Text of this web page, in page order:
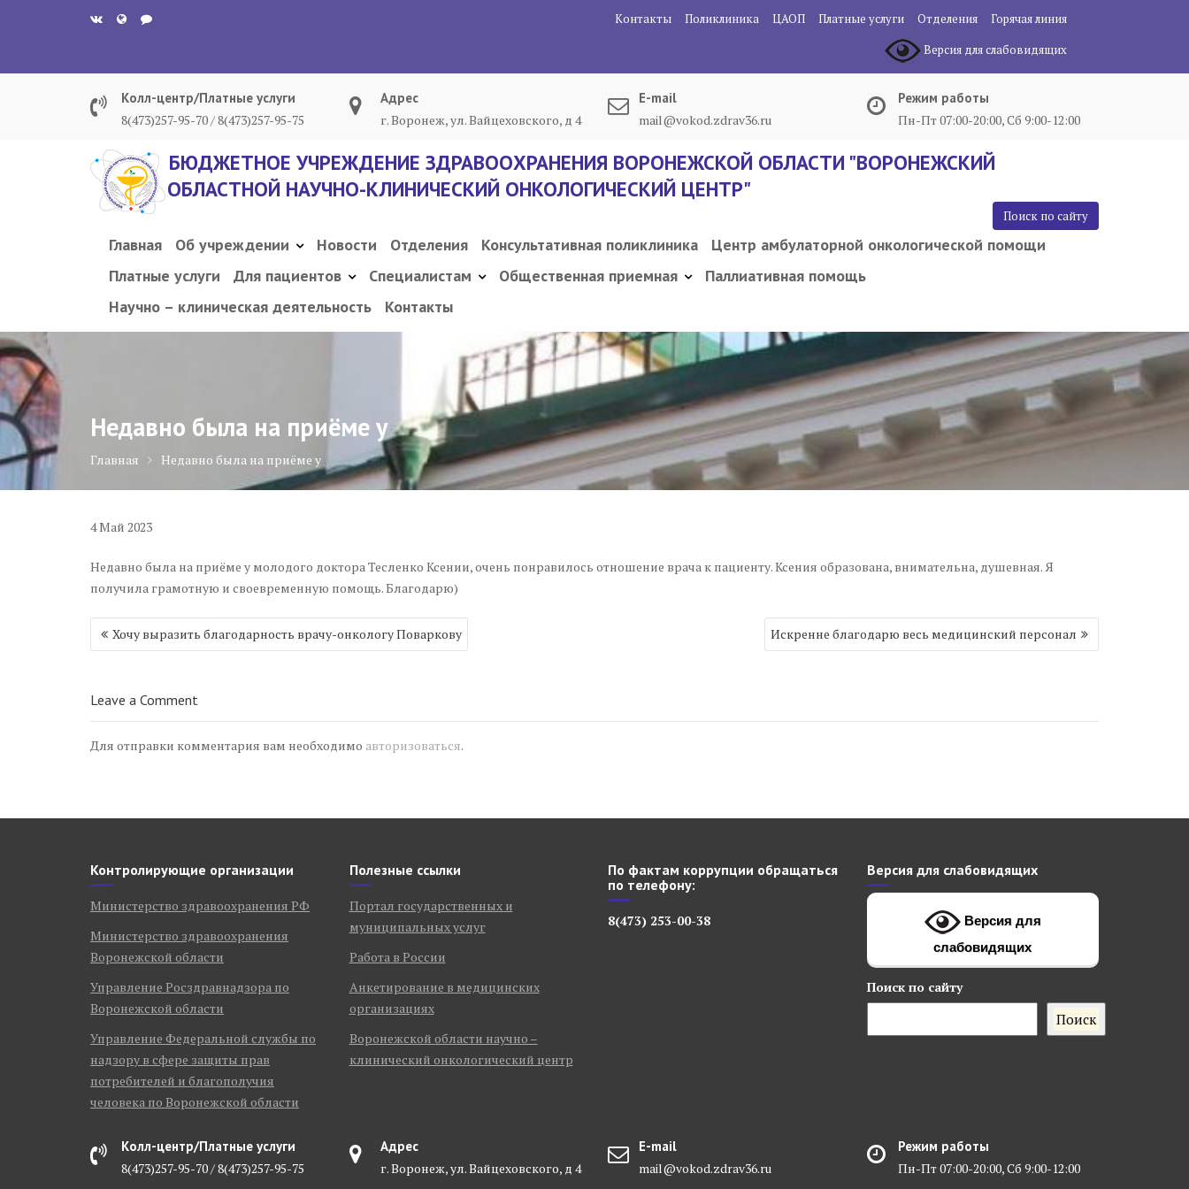
Контакты Поликлиника ЦАОП Платные услуги Отделения
Горячая линия
Версия для слабовидящих
Колл-центр/Платные услуги
8(473)257-95-70 / 8(473)257-95-75
Адрес
г. Воронеж, ул. Вайцеховского, д 4
E-mail
mail@vokod.zdrav36.ru
Режим работы
Пн-Пт 07:00-20:00, Сб 9:00-12:00
БЮДЖЕТНОЕ УЧРЕЖДЕНИЕ ЗДРАВООХРАНЕНИЯ ВОРОНЕЖСКОЙ ОБЛАСТИ "ВОРОНЕЖСКИЙ
ОБЛАСТНОЙ НАУЧНО-КЛИНИЧЕСКИЙ ОНКОЛОГИЧЕСКИЙ ЦЕНТР"
Поиск по сайту
Главная Об учреждении Новости Отделения Консультативная поликлиника
Центр амбулаторной онкологической помощи
Платные услуги
Для пациентов Специалистам Общественная приемная
Паллиативная помощь
Научно – клиническая деятельность
Контакты
Недавно была на приёме у
Главная Недавно была на приёме у
4Май 2023
Недавно была на приёме у молодого доктора Тесленко Ксении, очень понравилось отношение врача к пациенту. Ксения образована, внимательна, душевная. Я
получила грамотную и своевременную помощь. Благодарю)
Навигация
по
Хочу выразить благодарность врачу-онкологу Поваркову Искренне благодарю весь медицинский персонал
Leave a Comment
Для отправки комментария вам необходимо авторизоваться.
Контролирующие организации
Министерство здравоохранения РФ
Министерство здравоохранения
Воронежской области
Управление Росздравнадзора по
Воронежской области
Управление Федеральной службы по
надзору в сфере защиты прав
потребителей и благополучия
человека по Воронежской области
Полезные ссылки
Портал государственных и
муниципальных услуг
Работа в России
Анкетирование в медицинских
организациях
Воронежской области научно –
клинический онкологический центр
По фактам коррупции обращаться
по телефону:
8(473) 253-00-38
Версия для слабовидящих
Версия для
слабовидящих
Поискпо сайту
Поиск
Колл-центр/Платные услуги
8(473)257-95-70 / 8(473)257-95-75
Адрес
г. Воронеж, ул. Вайцеховского, д 4
E-mail
mail@vokod.zdrav36.ru
Режим работы
Пн-Пт 07:00-20:00, Сб 9:00-12:00